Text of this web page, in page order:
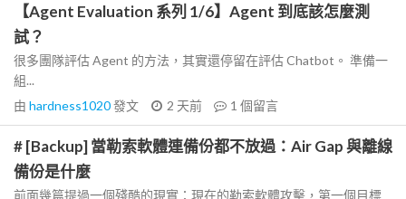
【Agent Evaluation 系列 1/6】Agent 到底該怎麼測
試？
很多團隊評估 Agent 的方法，其實還停留在評估 Chatbot。 準備一
組...
由 hardness1020發文 2 天前 1 個留言
# [Backup] 當勒索軟體連備份都不放過：Air Gap 與離線
備份是什麼
前面幾篇提過一個殘酷的現實：現在的勒索軟體攻擊，第一個目標